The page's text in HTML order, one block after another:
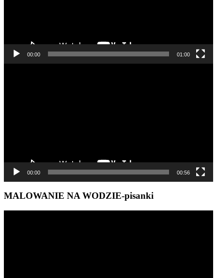
00:00 01:00
00:00 00:56
MALOWANIE NA WODZIE-pisanki